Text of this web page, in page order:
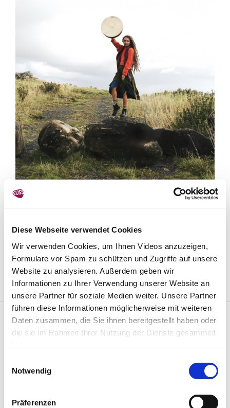
Diese Webseite verwendet Cookies
Wir verwenden Cookies, um Ihnen Videos anzuzeigen,
Formulare vor Spam zu schützen und Zugriffe auf unsere
Website zu analysieren. Außerdem geben wir
Informationen zu Ihrer Verwendung unserer Website an
unsere Partner für soziale Medien weiter. Unsere Partner
führen diese Informationen möglicherweise mit weiteren
Daten zusammen, die Sie ihnen bereitgestellt haben oder
die sie im Rahmen Ihrer Nutzung der Dienste gesammelt
haben.
Notwendig
Präferenzen
Fr., 25.09.26, 18:00 Uhr Lorsch|
Konzert, Kleinkunst
Irland Abend bei der KVHS
Adeline: Songs, Poesie & Geschichten aus Irland!
Liedermacherin Adeline
Veranstalter: Kreisvolkshochschule Bergstraße